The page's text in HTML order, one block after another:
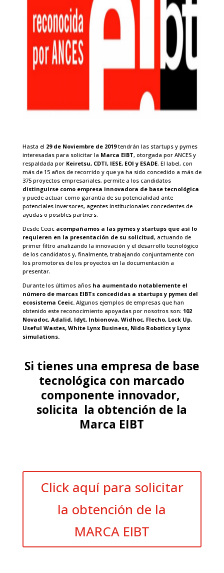
Hasta el 29 de Noviembre de 2019tendrán las startups y pymes
interesadas para solicitar la Marca EIBT, otorgada por ANCESy
respaldada por Keiretsu, CDTI, IESE, EOI y ESADE. El label, con
más de 15 años de recorrido y que ya ha sido concedido a más de
375 proyectos empresariales, permite a los candidatos
distinguirse como empresa innovadora de base tecnológica
y puede actuar como garantía de su potencialidad ante
potenciales inversores, agentes institucionales concedentes de
ayudas o posibles partners.
Desde Ceeic acompañamos a las pymes y startups que así lo
requieren en la presentación de su solicitud, actuando de
primer filtro analizando la innovación y el desarrollo tecnológico
de los candidatos y, finalmente, trabajando conjuntamente con
los promotores de los proyectos en la documentación a
presentar.
Durante los últimos años ha aumentado notablemente el
número de marcas EIBTs concedidas a startups y pymes del
ecosistema Ceeic.Algunos ejemplos de empresas que han
obtenido este reconocimiento apoyadas por nosotros son: 102
Novadoc, Adalid, Idyt, Inbionova, Widhoc, Flecho, Lock Up,
Useful Wastes, White Lynx Business, Nido Robotics y Lynx
simulations.
Si tienes una empresa de base
tecnológica con marcado
componente innovador,
solicita la obtención de la
Marca EIBT
Click aquí para solicitar
la obtención de la
MARCA EIBT